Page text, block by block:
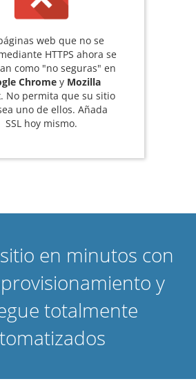
web que no se
HTTPS ahora se
como "no seguras" en
Chromey Mozilla
. No permita que su sitio
uno de ellos. Añada
SSL hoy mismo.
en minutos con
y
totalmente